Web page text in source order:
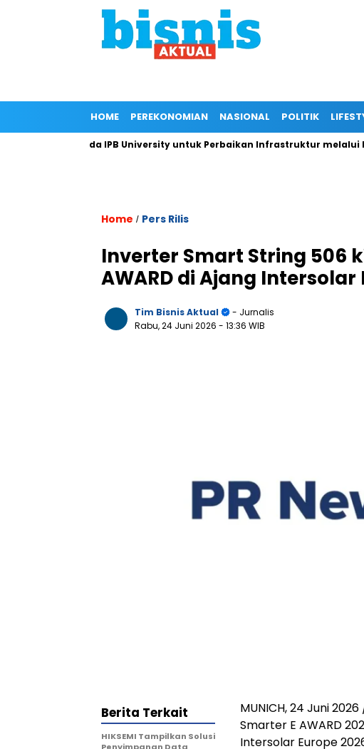
HOME PEREKONOMIAN NASIONAL POLITIK
Kepada IPB University untuk Perbaikan Infrastruktur melalui
Home / Pers Rilis
Inverter Smart String 506
AWARD di Ajang Intersolar
Tim Bisnis Aktual
- Jurnalis
Rabu, 24 Juni 2026 - 13:36 WIB
MUNICH, 24 Juni
Smarter E AWARD
Intersolar Europe
Berita Terkait
HIKSEMI Tampilkan Solusi